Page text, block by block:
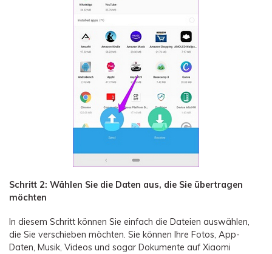
Schritt 2: Wählen Sie die Daten aus, die Sie übertragen
möchten
In diesem Schritt können Sie einfach die Dateien auswählen,
die Sie verschieben möchten. Sie können Ihre Fotos, App-
Daten, Musik, Videos und sogar Dokumente auf Xiaomi